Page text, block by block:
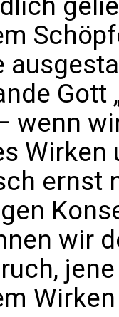
Gott
wenn
Wirken
ernst
wir